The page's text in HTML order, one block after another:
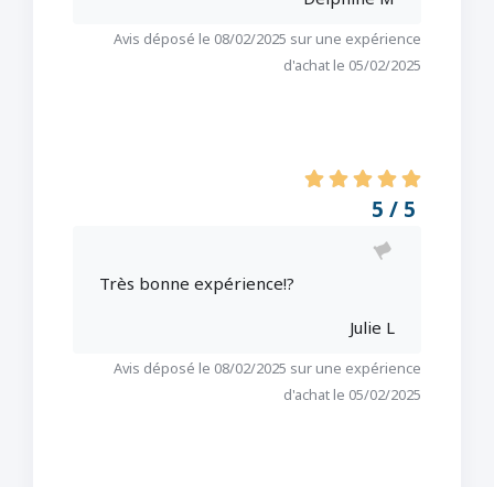
Avis déposé le 08/02/2025 sur une expérience
d'achat le 05/02/2025
5 / 5
Très bonne expérience!?
Julie L
Avis déposé le 08/02/2025 sur une expérience
d'achat le 05/02/2025